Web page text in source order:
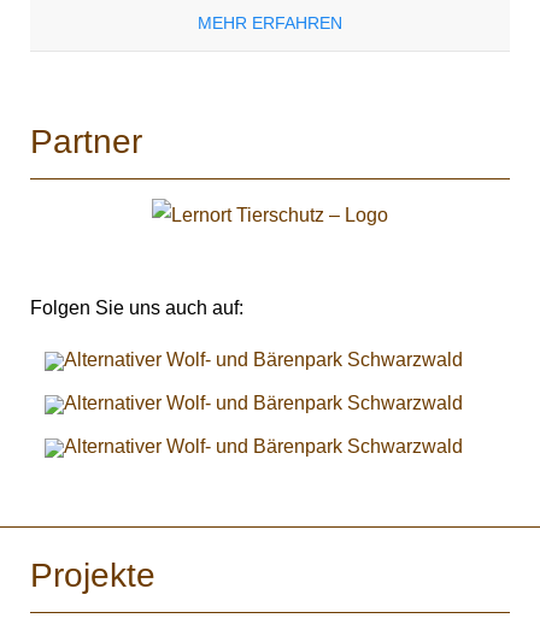
MEHR ERFAHREN
Partner
Folgen Sie uns auch auf:
Projekte